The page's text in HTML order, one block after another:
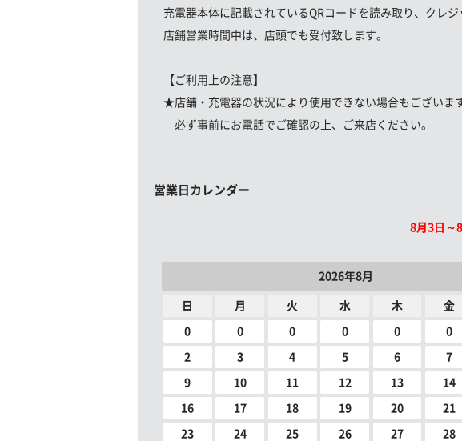
充電器本体に記載されているQRコードを読み取り、クレ
店舗営業時間中は、店頭でも受付致します。
【ご利用上の注意】
★店舗・充電器の状況により使用できない場合もございま
必ず事前にお電話でご確認の上、ご来店ください。
営業日カレンダー
8月3日～
2026年8月
日 月 火 水 木 金
0 0 0 0 0 0
2 3 4 5 6 7
9 10 11 12 13 14
16 17 18 19 20 21
23 24 25 26 27 28